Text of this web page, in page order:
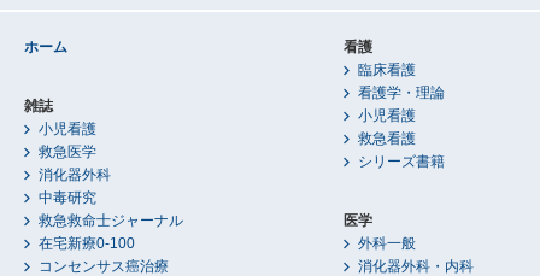
ホーム
雑誌
小児看護
救急医学
消化器外科
中毒研究
救急救命士ジャーナル
在宅新療0-100
コンセンサス癌治療
看護
臨床看護
看護学・理論
小児看護
救急看護
シリーズ書籍
医学
外科一般
消化器外科・内科